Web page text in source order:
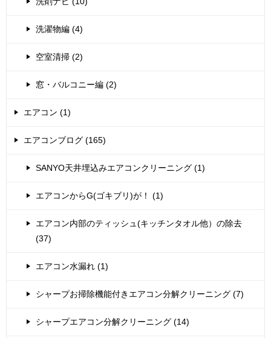
洗濯物編 (4)
空室清掃 (2)
窓・バルコニー編 (2)
エアコン (1)
エアコンブログ (165)
SANYO天井埋込みエアコンクリーニング (1)
エアコンからG(ゴキブリ)が！ (1)
エアコン内部のティッシュ(キッチンタオル他）の除去
(37)
エアコン水漏れ (1)
シャープお掃除機能付きエアコン分解クリーニング (7)
シャープエアコン分解クリーニング (14)